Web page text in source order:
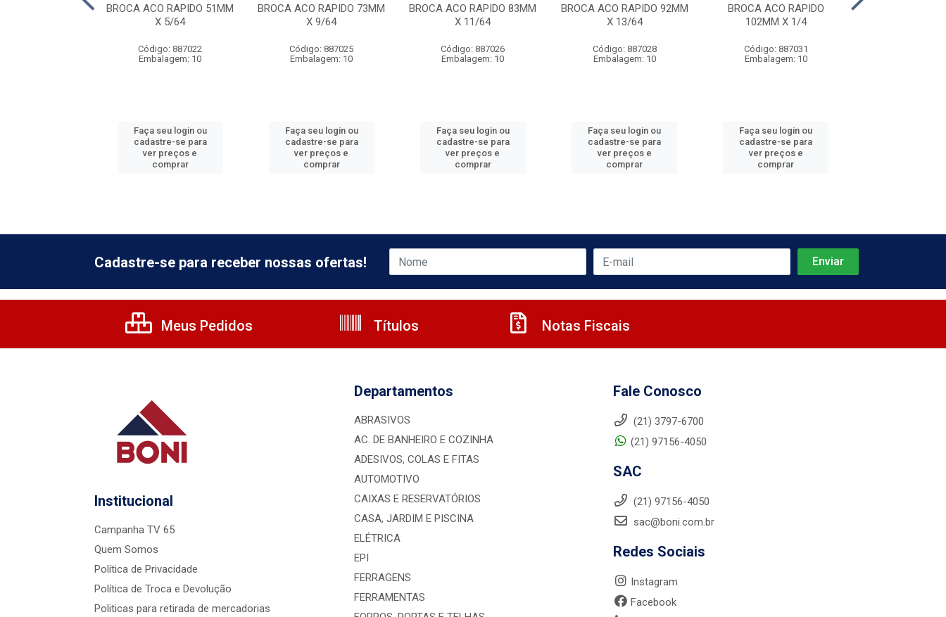
BROCA ACO RAPIDO 51MM
X 5/64
Código: 887022
Embalagem: 10
Faça seu login ou
cadastre-se para
ver preços e
comprar
BROCA ACO RAPIDO 73MM
X 9/64
Código: 887025
Embalagem: 10
Faça seu login ou
cadastre-se para
ver preços e
comprar
BROCA ACO RAPIDO 83MM
X 11/64
Código: 887026
Embalagem: 10
Faça seu login ou
cadastre-se para
ver preços e
comprar
BROCA ACO RAPIDO 92MM
X 13/64
Código: 887028
Embalagem: 10
Faça seu login ou
cadastre-se para
ver preços e
comprar
BROCA ACO RAPIDO
102MM X 1/4
Código: 887031
Embalagem: 10
Faça seu login ou
cadastre-se para
ver preços e
comprar
Cadastre-se para receber nossas ofertas!
Meus Pedidos Títulos Notas Fiscais
Institucional
Campanha TV 65
Quem Somos
Política de Privacidade
Política de Troca e Devolução
Politicas para retirada de mercadorias
Departamentos
ABRASIVOS
AC. DE BANHEIRO E COZINHA
ADESIVOS, COLAS E FITAS
AUTOMOTIVO
CAIXAS E RESERVATÓRIOS
CASA, JARDIM E PISCINA
ELÉTRICA
EPI
FERRAGENS
FERRAMENTAS
Fale Conosco
(21) 3797-6700
(21) 97156-4050
SAC
(21) 97156-4050
sac@boni.com.br
Redes Sociais
Instagram
Facebook